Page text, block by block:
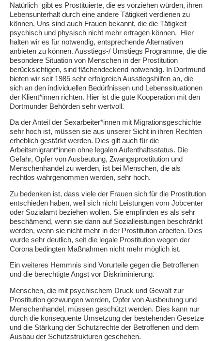
Natürlich gibt es Prostituierte, die es vorziehen würden, ihren
Lebensunterhalt durch eine andere Tätigkeit verdienen zu
können. Uns sind auch Frauen bekannt, die die Tätigkeit
psychisch und physisch nicht mehr ertragen können. Hier
halten wir es für notwendig, entsprechende Alternativen
anbieten zu können. Ausstiegs-/ Umstiegs Programme, die die
besondere Situation von Menschen in der Prostitution
berücksichtigen, sind flächendeckend notwendig. In Dortmund
bieten wir seit 1985 sehr erfolgreich Ausstiegshilfen an, die
sich an den individuellen Bedürfnissen und Lebenssituationen
der Klient*innen richten. Hier ist die gute Kooperation mit den
Dortmunder Behörden sehr wertvoll.
Da der Anteil der Sexarbeiter*innen mit Migrationsgeschichte
sehr hoch ist, müssen sie aus unserer Sicht in ihren Rechten
erheblich gestärkt werden. Dies gilt auch für die
Arbeitsmigrant*innen ohne legalen Aufenthaltsstatus. Die
Gefahr, Opfer von Ausbeutung, Zwangsprostitution und
Menschenhandel zu werden, ist bei Menschen, die als
rechtlos wahrgenommen werden, sehr hoch.
Zu bedenken ist, dass viele der Frauen sich für die Prostitution
entschieden haben, weil sich nicht Leistungen vom Jobcenter
oder Sozialamt beziehen wollen. Sie empfinden es als sehr
beschämend, wenn sie dann auf Sozialleistungen beschränkt
werden, wenn sie nicht mehr in der Prostitution arbeiten. Dies
wurde sehr deutlich, seit die legale Prostitution wegen der
Corona bedingten Maßnahmen nicht mehr möglich ist.
Ein weiteres Hemmnis sind Vorurteile gegen die Betroffenen
und die berechtigte Angst vor Diskriminierung.
Menschen, die mit psychischem Druck und Gewalt zur
Prostitution gezwungen werden, Opfer von Ausbeutung und
Menschenhandel, müssen geschützt werden. Dies kann nur
durch die konsequente Umsetzung der bestehenden Gesetze
und die Stärkung der Schutzrechte der Betroffenen und dem
Ausbau der Schutzstrukturen geschehen.